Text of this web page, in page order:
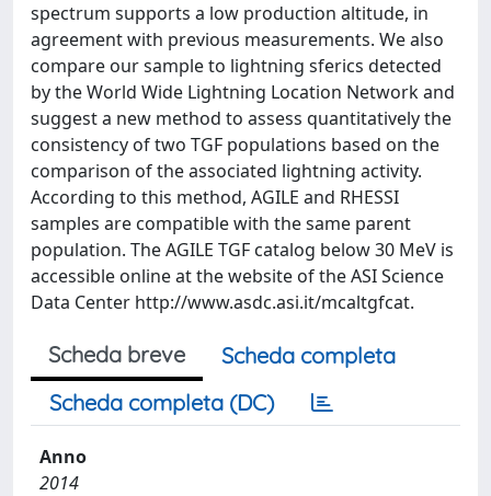
spectrum supports a low production altitude, in
agreement with previous measurements. We also
compare our sample to lightning sferics detected
by the World Wide Lightning Location Network and
suggest a new method to assess quantitatively the
consistency of two TGF populations based on the
comparison of the associated lightning activity.
According to this method, AGILE and RHESSI
samples are compatible with the same parent
population. The AGILE TGF catalog below 30 MeV is
accessible online at the website of the ASI Science
Data Center http://www.asdc.asi.it/mcaltgfcat.
Scheda breve
Scheda completa
Scheda completa (DC)
Anno
2014